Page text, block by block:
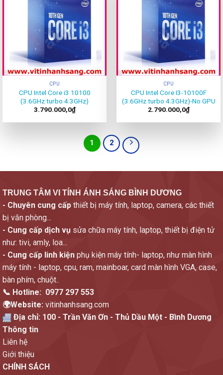
CPU
CPU Intel Core i3 10100
(3.6GHz turbo 4.3GHz)
3.790.000,0₫
CPU
CPU Intel Core I3-10100F
(3.6GHz turbo 4.3GHz)-No GPU
2.790.000,0₫
1 2
TRUNG TÂM VI TÍNH ÁNH SÁNG BÌNH DƯƠNG
- Chuyên cung cấp thiết bị máy tính, laptop, camera, các thiết
bị văn phòng...
- Cung cấp dịch vụ sửa chữa máy tính, laptop, thiết bị điện tử
như: tivi, amly, loa...
- Cung cấp linh kiện phụ kiện máy tính- laptop, như màn hình
máy tính - laptop, cpu, ram, mainboar, card màn hình VGA, case,
bàn phím, chuột..
📞 Hotline: 0977 297 553
🌍Website: vitinhanhsang.com
Địa chỉ: 100 - Trần Văn Ơn - Thủ Dầu Một - Bình Dương
Thông tin
Liên hệ
Giới thiệu
CHÍNH SÁCH